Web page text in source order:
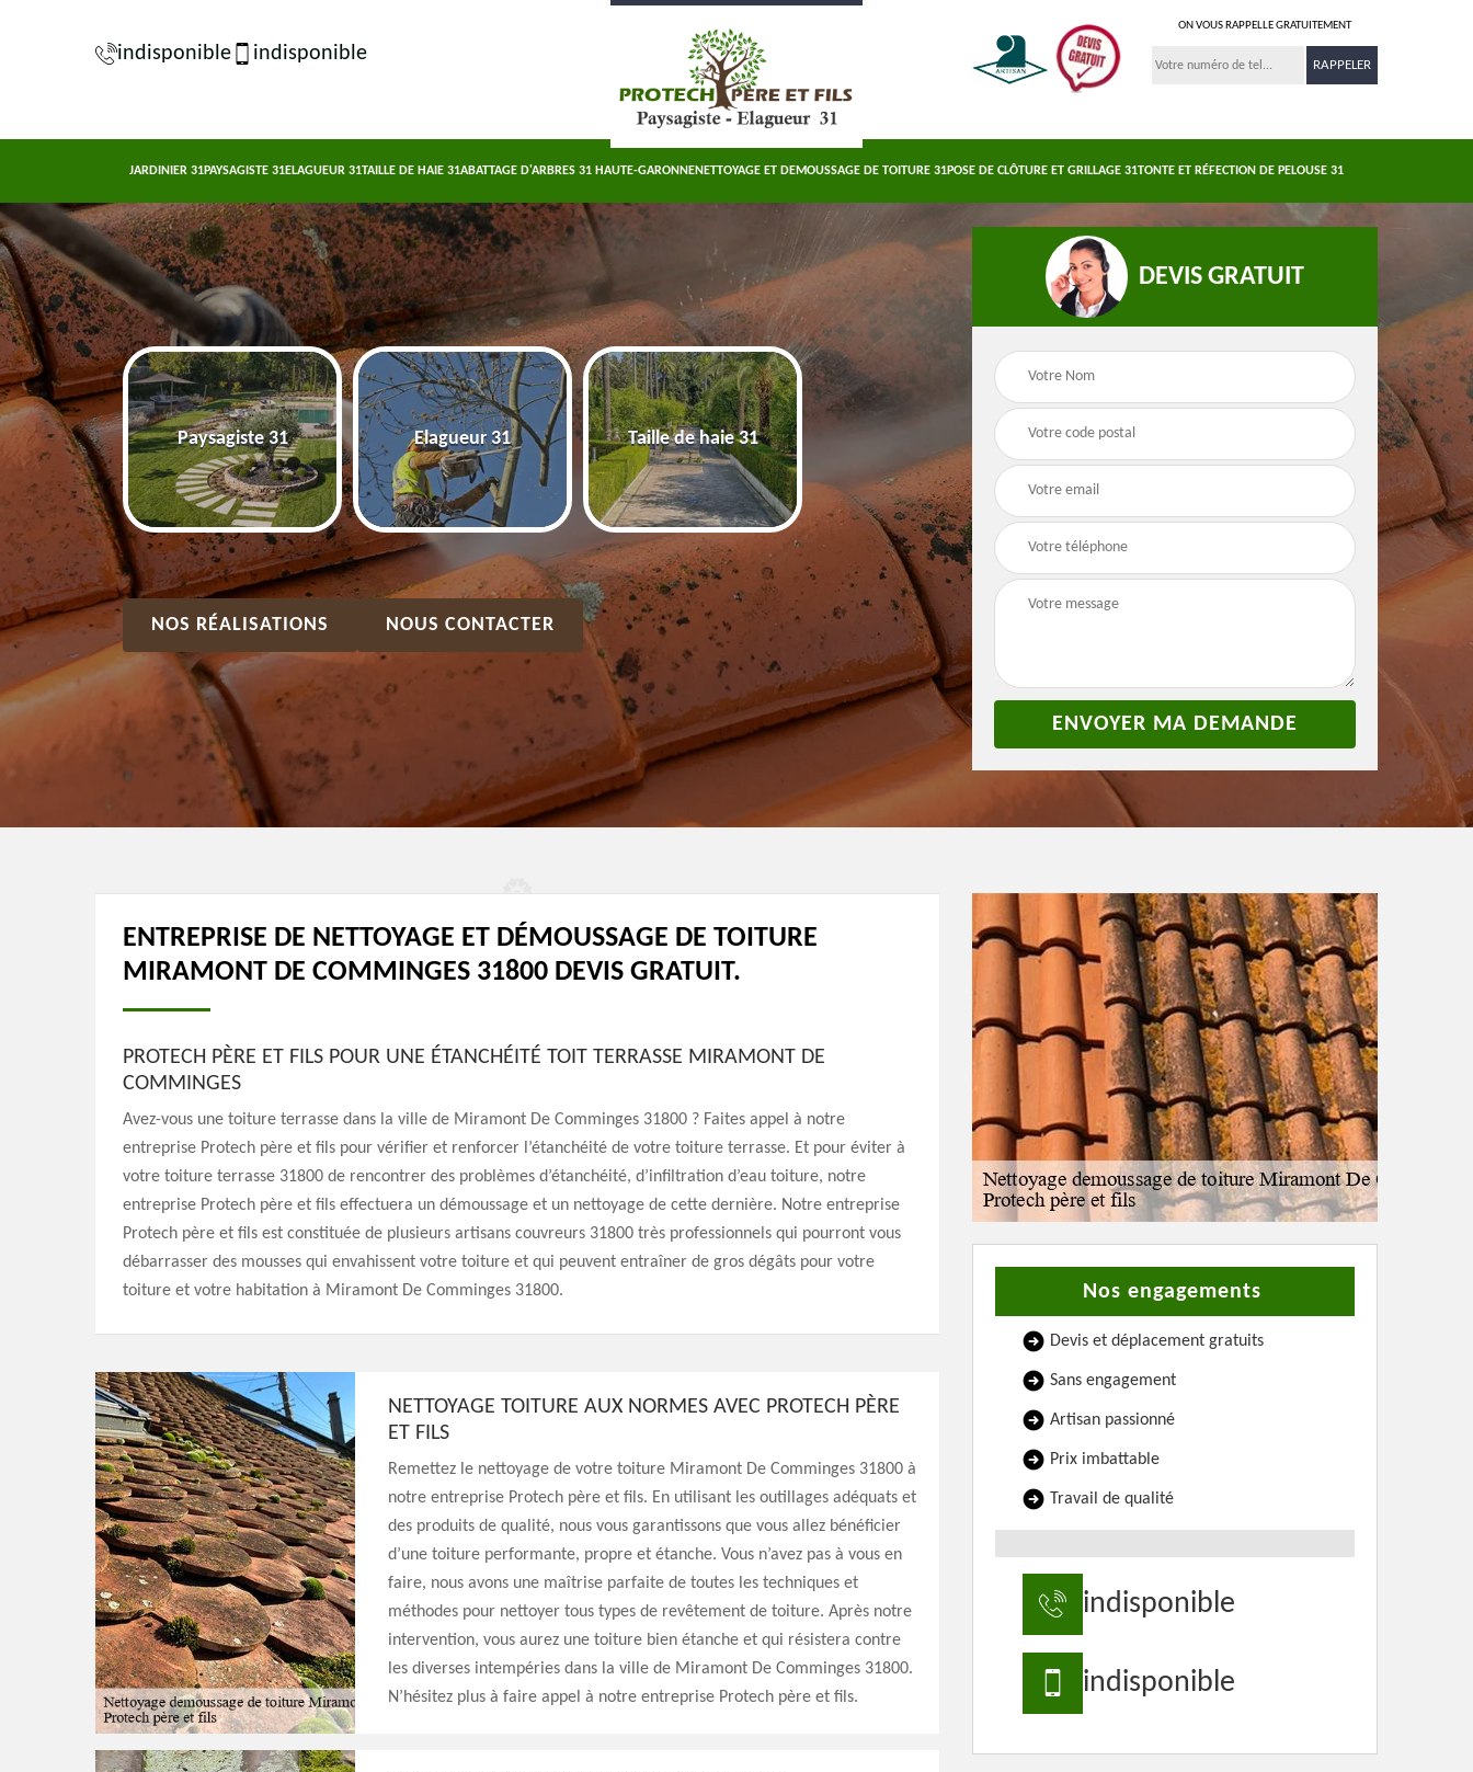
indisponible indisponible
ON VOUS RAPPELLE GRATUITEMENT
JARDINIER 31PAYSAGISTE 31ELAGUEUR 31TAILLE DE HAIE 31ABATTAGE D'ARBRES 31 HAUTE-GARONNENETTOYAGE ET DEMOUSSAGE DE TOITURE 31POSE DE CLÔTURE ET GRILLAGE 31TONTE ET RÉFECTION DE PELOUSE 31
31 Paysagiste 31 Elagueur 31 Taille de haie 31
Abattage d'arbres 31
Haute-Garonne
demoussage de
toiture 31
Pose de clôture et
grillage 31
NOS RÉALISATIONS NOUS CONTACTER
DEVIS GRATUIT
ENTREPRISE DE NETTOYAGE ET DÉMOUSSAGE DE TOITURE
MIRAMONT DE COMMINGES 31800 DEVIS GRATUIT.
PROTECH PÈRE ET FILS POUR UNE ÉTANCHÉITÉ TOIT TERRASSE MIRAMONT DE
COMMINGES
Avez-vous une toiture terrasse dans la ville de Miramont De Comminges 31800 ? Faites appel à notre
entreprise Protech père et fils pour vérifier et renforcer l’étanchéité de votre toiture terrasse. Et pour éviter à
votre toiture terrasse 31800 de rencontrer des problèmes d’étanchéité, d’infiltration d’eau toiture, notre
entreprise Protech père et fils effectuera un démoussage et un nettoyage de cette dernière. Notre entreprise
Protech père et fils est constituée de plusieurs artisans couvreurs 31800 très professionnels qui pourront vous
débarrasser des mousses qui envahissent votre toiture et qui peuvent entraîner de gros dégâts pour votre
toiture et votre habitation à Miramont De Comminges 31800.
NETTOYAGE TOITURE AUX NORMES AVEC PROTECH PÈRE
ET FILS
Remettez le nettoyage de votre toiture Miramont De Comminges 31800 à
notre entreprise Protech père et fils. En utilisant les outillages adéquats et
des produits de qualité, nous vous garantissons que vous allez bénéficier
d’une toiture performante, propre et étanche. Vous n’avez pas à vous en
faire, nous avons une maîtrise parfaite de toutes les techniques et
méthodes pour nettoyer tous types de revêtement de toiture. Après notre
intervention, vous aurez une toiture bien étanche et qui résistera contre
les diverses intempéries dans la ville de Miramont De Comminges 31800.
N’hésitez plus à faire appel à notre entreprise Protech père et fils.
Nos engagements
Devis et déplacement gratuits
Sans engagement
Artisan passionné
Prix imbattable
Travail de qualité
indisponible
indisponible